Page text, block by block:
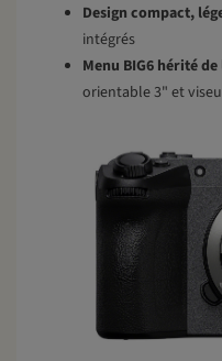
Design compact,
intégrés
Menu BIG6 hérité de
orientable 3" et